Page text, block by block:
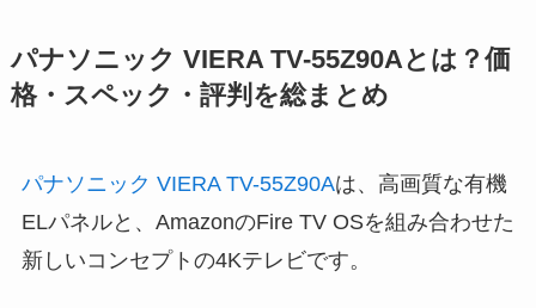
パナソニック VIERA TV-55Z90Aとは？価
格・スペック・評判を総まとめ
パナソニック VIERA TV-55Z90Aは、高画質な有機
ELパネルと、AmazonのFire TV OSを組み合わせた
新しいコンセプトの4Kテレビです。